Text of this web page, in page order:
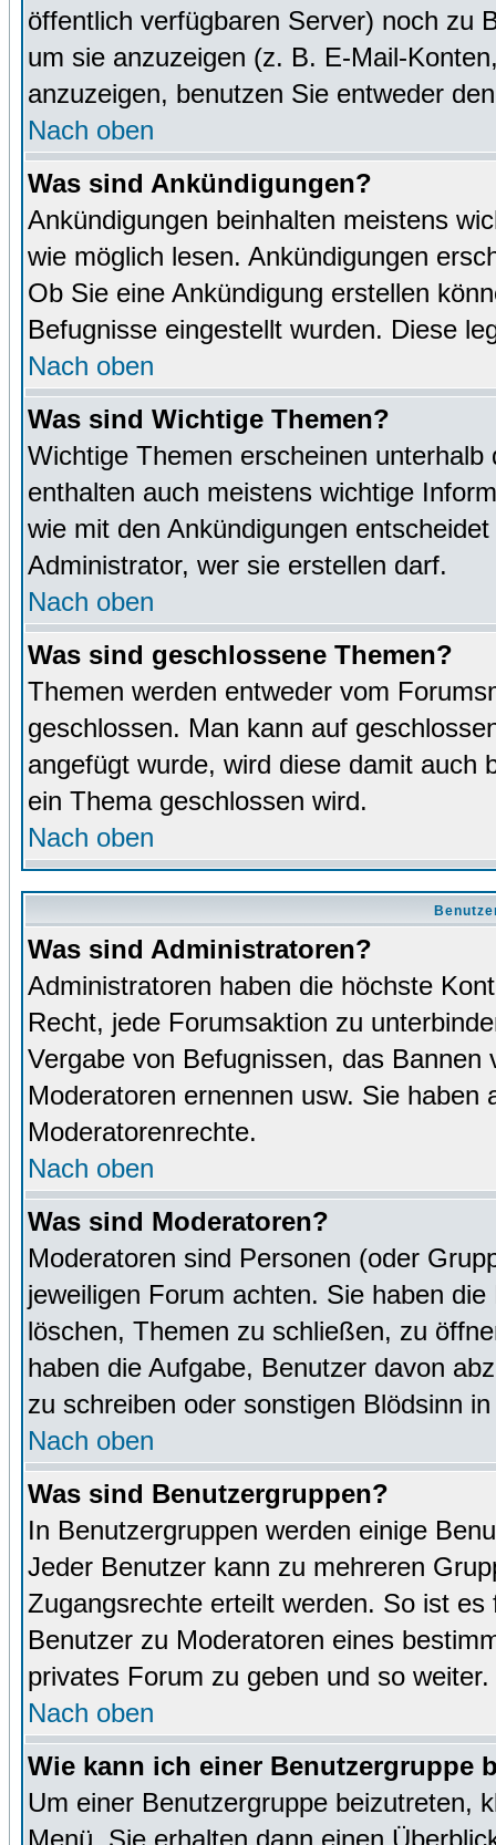
öffentlich verfügbaren Server) noch zu
um sie anzuzeigen (z. B. E-Mail-
anzuzeigen, benutzen Sie entweder
Nach oben
Was sind Ankündigungen?
Ankündigungen beinhalten meistens
wie möglich lesen. Ankündigungen
Ob Sie eine Ankündigung erstellen
Befugnisse eingestellt wurden. Diese
Nach oben
Was sind Wichtige Themen?
Wichtige Themen erscheinen
enthalten auch meistens wichtige
wie mit den Ankündigungen
Administrator, wer sie erstellen darf.
Nach oben
Was sind geschlossene Themen?
Themen werden entweder vom
geschlossen. Man kann auf
angefügt wurde, wird diese damit auch
ein Thema geschlossen wird.
Nach oben
Was sind Administratoren?
Administratoren haben die höchste
Recht, jede Forumsaktion zu
Vergabe von Befugnissen, das
Moderatoren ernennen usw. Sie
Moderatorenrechte.
Nach oben
Was sind Moderatoren?
Moderatoren sind Personen (oder
jeweiligen Forum achten. Sie haben
löschen, Themen zu schließen, zu
haben die Aufgabe, Benutzer davon
zu schreiben oder sonstigen Blödsinn
Nach oben
Was sind Benutzergruppen?
In Benutzergruppen werden einige
Jeder Benutzer kann zu mehreren
Zugangsrechte erteilt werden. So ist
Benutzer zu Moderatoren eines
privates Forum zu geben und so weiter.
Nach oben
Wie kann ich einer Benutzergruppe
Um einer Benutzergruppe beizutreten,
Menü. Sie erhalten dann einen